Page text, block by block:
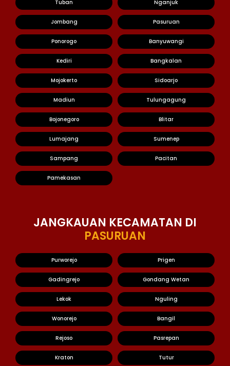
Tuban Nganjuk
Jombang Pasuruan
Ponorogo Banyuwangi
Kediri Bangkalan
Mojokerto Sidoarjo
Madiun Tulungagung
Bojonegoro Blitar
Lumajang Sumenep
Sampang Pacitan
Pamekasan
JANGKAUAN KECAMATAN DI
PASURUAN
Purworejo Prigen
Gadingrejo Gondang Wetan
Lekok Nguling
Wonorejo Bangil
Rejoso Pasrepan
Kraton Tutur